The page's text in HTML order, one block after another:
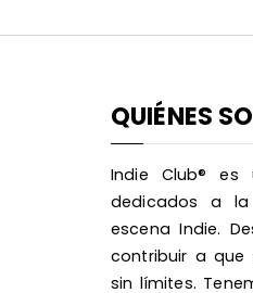
QUIÉNES
Indie Club® es
dedicados a
escena Indie.
contribuir a que
sin límites.